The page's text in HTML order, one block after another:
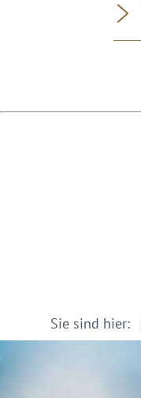
Sie sind hier: